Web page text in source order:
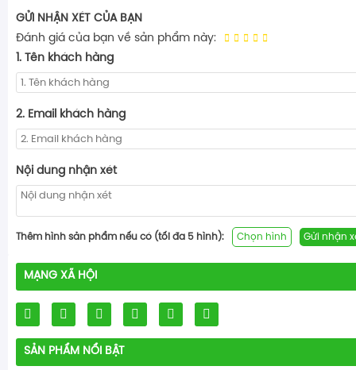
GỬI NHẬN XÉT CỦA BẠN
Đánh giá của bạn về sản phẩm này:
1. Tên khách hàng
2. Email khách hàng
Nội dung nhận xét
Thêm hình sản phẩm nếu có (tối đa 5 hình): Chọn hình Gửi nhận
MẠNG XÃ HỘI
SẢN PHẨM NỔI BẬT